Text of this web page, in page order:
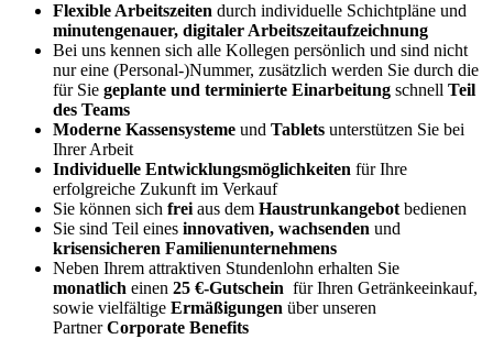
Flexible Arbeitszeiten durch individuelle Schichtpläne und
minutengenauer, digitaler Arbeitszeitaufzeichnung
Bei uns kennen sich alle Kollegen persönlich und sind nicht
nur eine (Personal-)Nummer, zusätzlich werden Sie durch die
für Sie geplante und terminierte Einarbeitung schnell Teil
des Teams
Moderne Kassensysteme und Tablets unterstützen Sie bei
Ihrer Arbeit
Individuelle Entwicklungsmöglichkeiten für Ihre
erfolgreiche Zukunft im Verkauf
Sie können sich freiaus dem Haustrunkangebotbedienen
Sie sind Teil eines innovativen, wachsenden und
krisensicheren Familienunternehmens
Neben Ihrem attraktiven Stundenlohn erhalten Sie
monatlich einen 25 €-Gutschein für Ihren Getränkeeinkauf,
sowie vielfältige Ermäßigungen über unseren
PartnerCorporate Benefits